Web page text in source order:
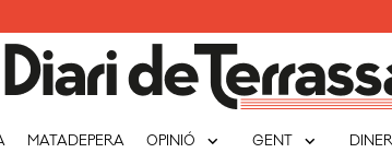
MATADEPERA OPINIÓ expand_more GENT expand_more